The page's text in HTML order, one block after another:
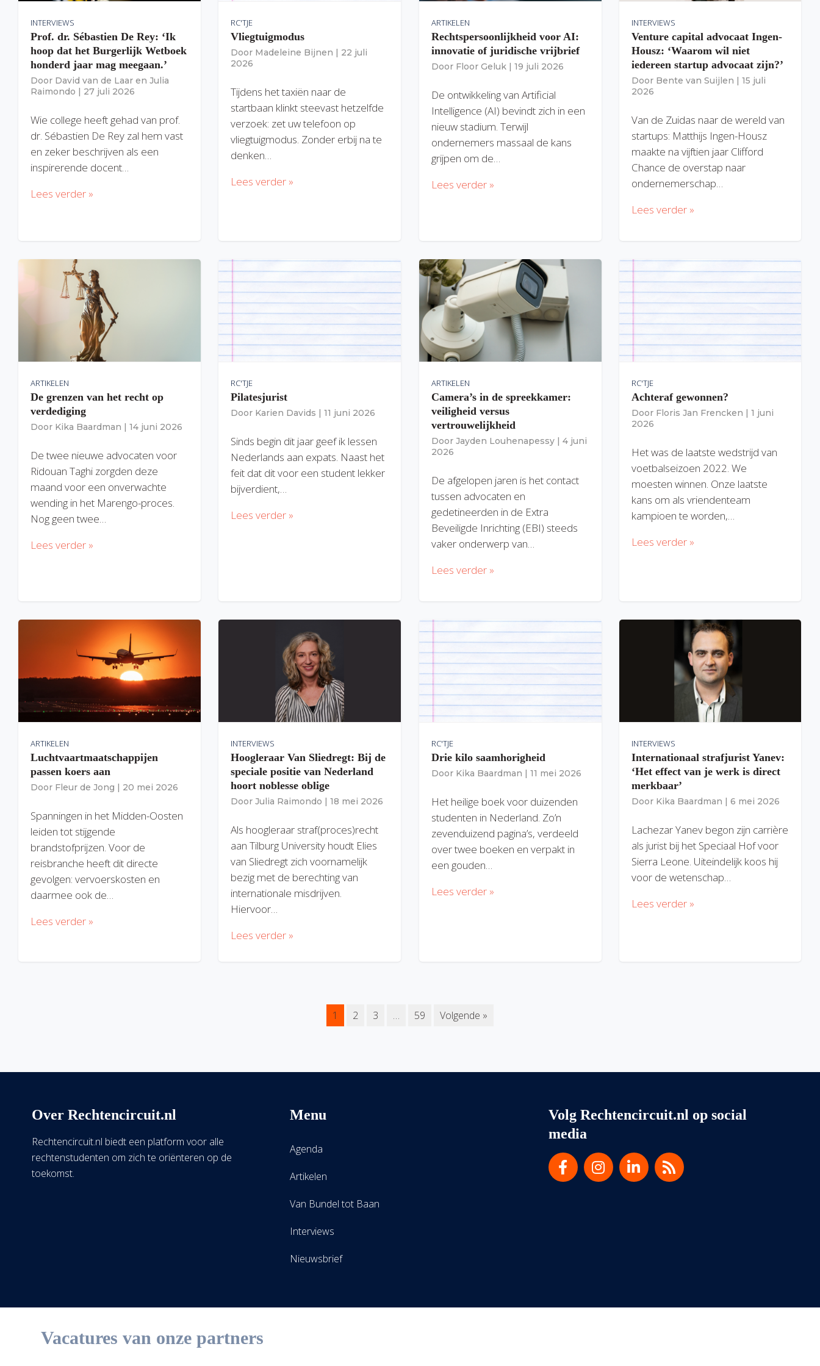
INTERVIEWS
Prof. dr. Sébastien De Rey: ‘Ik
hoop dat het Burgerlijk Wetboek
honderd jaar mag meegaan.’
Door David van de Laar en Julia
Raimondo | 27 juli 2026
Wie college heeft gehad van prof.
dr. Sébastien De Rey zal hem vast
en zeker beschrijven als een
inspirerende docent…
Lees verder »
RC'TJE
Vliegtuigmodus
Door Madeleine Bijnen | 22 juli
2026
Tijdens het taxiën naar de
startbaan klinkt steevast hetzelfde
verzoek: zet uw telefoon op
vliegtuigmodus. Zonder erbij na te
denken…
Lees verder »
ARTIKELEN
Rechtspersoonlijkheid voor AI:
innovatie of juridische vrijbrief
Door Floor Geluk | 19 juli 2026
De ontwikkeling van Artificial
Intelligence (AI) bevindt zich in een
nieuw stadium. Terwijl
ondernemers massaal de kans
grijpen om de…
Lees verder »
INTERVIEWS
Venture capital advocaat Ingen-
Housz: ‘Waarom wil niet
iedereen startup advocaat zijn?’
Door Bente van Suijlen | 15 juli
2026
Van de Zuidas naar de wereld van
startups: Matthijs Ingen-Housz
maakte na vijftien jaar Clifford
Chance de overstap naar
ondernemerschap…
Lees verder »
ARTIKELEN
De grenzen van het recht op
verdediging
Door Kika Baardman | 14 juni 2026
De twee nieuwe advocaten voor
Ridouan Taghi zorgden deze
maand voor een onverwachte
wending in het Marengo-proces.
Nog geen twee…
Lees verder »
RC'TJE
Pilatesjurist
Door Karien Davids | 11 juni 2026
Sinds begin dit jaar geef ik lessen
Nederlands aan expats. Naast het
feit dat dit voor een student lekker
bijverdient,…
Lees verder »
ARTIKELEN
Camera’s in de spreekkamer:
veiligheid versus
vertrouwelijkheid
Door Jayden Louhenapessy | 4 juni
2026
De afgelopen jaren is het contact
tussen advocaten en
gedetineerden in de Extra
Beveiligde Inrichting (EBI) steeds
vaker onderwerp van…
Lees verder »
RC'TJE
Achteraf gewonnen?
Door Floris Jan Frencken | 1 juni
2026
Het was de laatste wedstrijd van
voetbalseizoen 2022. We
moesten winnen. Onze laatste
kans om als vriendenteam
kampioen te worden,…
Lees verder »
ARTIKELEN
Luchtvaartmaatschappijen
passen koers aan
Door Fleur de Jong | 20 mei 2026
Spanningen in het Midden-Oosten
leiden tot stijgende
brandstofprijzen. Voor de
reisbranche heeft dit directe
gevolgen: vervoerskosten en
daarmee ook de…
Lees verder »
INTERVIEWS
Hoogleraar Van Sliedregt: Bij de
speciale positie van Nederland
hoort noblesse oblige
Door Julia Raimondo | 18 mei 2026
Als hoogleraar straf(proces)recht
aan Tilburg University houdt Elies
van Sliedregt zich voornamelijk
bezig met de berechting van
internationale misdrijven.
Hiervoor…
Lees verder »
RC'TJE
Drie kilo saamhorigheid
Door Kika Baardman | 11 mei 2026
Het heilige boek voor duizenden
studenten in Nederland. Zo’n
zevenduizend pagina’s, verdeeld
over twee boeken en verpakt in
een gouden…
Lees verder »
INTERVIEWS
Internationaal strafjurist Yanev:
‘Het effect van je werk is direct
merkbaar’
Door Kika Baardman | 6 mei 2026
Lachezar Yanev begon zijn carrière
als jurist bij het Speciaal Hof voor
Sierra Leone. Uiteindelijk koos hij
voor de wetenschap…
Lees verder »
1 2 3 … 59 Volgende »
Over Rechtencircuit.nl
Rechtencircuit.nl biedt een platform voor alle
rechtenstudenten om zich te oriënteren op de
toekomst.
Menu
Agenda
Artikelen
Van Bundel tot Baan
Interviews
Nieuwsbrief
Volg Rechtencircuit.nl op social
media
Vacatures van onze partners